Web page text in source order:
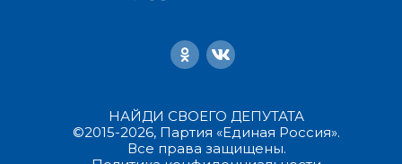
НАЙДИ СВОЕГО ДЕПУТАТА
©2015-2026, Партия «Единая Россия».
Все права защищены.